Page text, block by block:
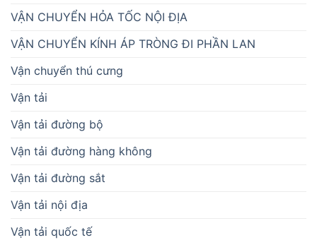
VẬN CHUYỂN HỎA TỐC NỘI ĐỊA
VẬN CHUYỂN KÍNH ÁP TRÒNG ĐI PHẦN LAN
Vận chuyển thú cưng
Vận tải
Vận tải đường bộ
Vận tải đường hàng không
Vận tải đường sắt
Vận tải nội địa
Vận tải quốc tế